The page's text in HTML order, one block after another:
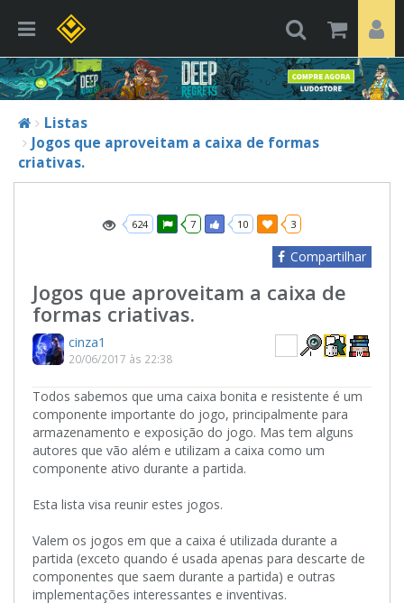
Listas
Jogos que aproveitam a caixa de formas
criativas.
624 7 10 3
Compartilhar
Jogos que aproveitam a caixa de
formas criativas.
cinza1
20/06/2017 às 22:38
Todos sabemos que uma caixa bonita e resistente é um
componente importante do jogo, principalmente para
armazenamento e exposição do jogo. Mas tem alguns
autores que vão além e utilizam a caixa como um
componente ativo durante a partida.
Esta lista visa reunir estes jogos.
Valem os jogos em que a caixa é utilizada durante a
partida (exceto quando é usada apenas para descarte de
componentes que saem durante a partida) e outras
implementações interessantes e inventivas.